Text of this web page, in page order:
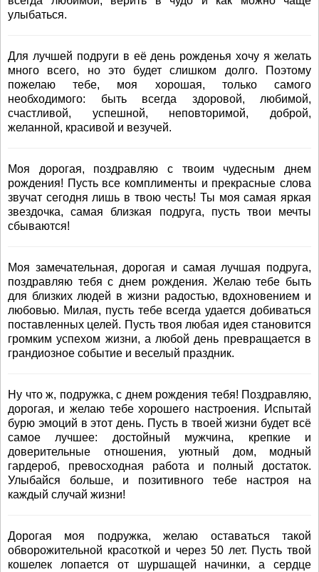
улыбаться.
Для лучшей подруги в её день рожденья хочу я желать
много всего, но это будет слишком долго. Поэтому
пожелаю тебе, моя хорошая, только самого
необходимого: быть всегда здоровой, любимой,
счастливой, успешной, неповторимой, доброй,
желанной, красивой и везучей.
Моя дорогая, поздравляю с твоим чудесным днем
рождения! Пусть все комплименты и прекрасные слова
звучат сегодня лишь в твою честь! Ты моя самая яркая
звездочка, самая близкая подруга, пусть твои мечты
сбываются!
Моя замечательная, дорогая и самая лучшая подруга,
поздравляю тебя с днем рождения. Желаю тебе быть
для близких людей в жизни радостью, вдохновением и
любовью. Милая, пусть тебе всегда удается добиваться
поставленных целей. Пусть твоя любая идея становится
громким успехом жизни, а любой день превращается в
грандиозное событие и веселый праздник.
Ну что ж, подружка, с днем рождения тебя! Поздравляю,
дорогая, и желаю тебе хорошего настроения. Испытай
бурю эмоций в этот день. Пусть в твоей жизни будет всё
самое лучшее: достойный мужчина, крепкие и
доверительные отношения, уютный дом, модный
гардероб, превосходная работа и полный достаток.
Улыбайся больше, и позитивного тебе настроя на
каждый случай жизни!
Дорогая моя подружка, желаю оставаться такой
обворожительной красоткой и через 50 лет. Пусть твой
кошелек лопается от шуршащей начинки, а сердце